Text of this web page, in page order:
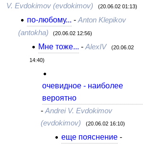
V. Evdokimov (evdokimov)
(20.06.02 01:13)
по-любому... - Anton Klepikov
(antokha)
(20.06.02 12:56)
Мне тоже... - AlexIV (20.06.02
14:40)
очевидное - наиболее
вероятно
-Andrei V. Evdokimov
(evdokimov)
(20.06.02 16:10)
еще пояснение-